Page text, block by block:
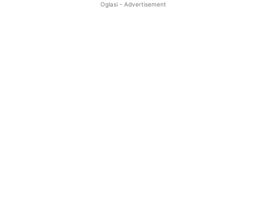
Oglasi - Advertisement